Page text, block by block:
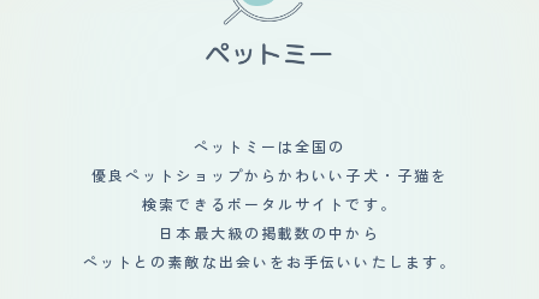
ペットミーは全国の
優良ペットショップからかわいい子犬・子猫を
検索できるポータルサイトです。
日本最大級の掲載数の中から
ペットとの素敵な出会いをお手伝いいたします。